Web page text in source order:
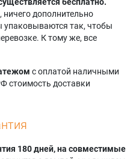
XAC
XAA
XAC
HLS6767WX/XAA
Samsung
HLS7178W
Samsung
HLS7178WX/XAP
Samsung HLT5055W
Samsung PT-61DL34
дополнительно
упаковываются так, чтобы
К тому же, все
с оплатой наличными
стоимость доставки
180 дней, на совместимые